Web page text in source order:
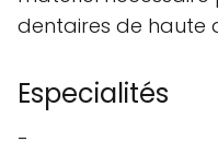
dentaires de haute
Especialités
-